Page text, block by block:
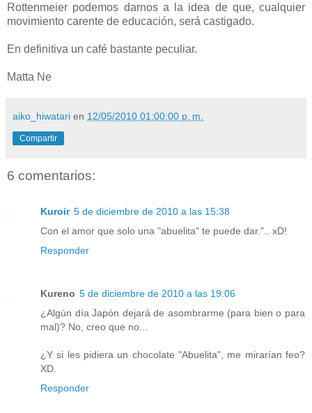
Rottenmeier podemos darnos a la idea de que, cualquier
movimiento carente de educación, será castigado.
En definitiva un café bastante peculiar.
Matta Ne
aiko_hiwatari en 12/05/2010 01:00:00 p. m.
Compartir
6 comentarios:
Kuroir 5 de diciembre de 2010 a las 15:38
Con el amor que solo una "abuelita" te puede dar.".. xD!
Responder
Kureno 5 de diciembre de 2010 a las 19:06
¿Algún día Japón dejará de asombrarme (para bien o para
mal)? No, creo que no...
¿Y si les pidiera un chocolate "Abuelita", me mirarían feo?
XD.
Responder